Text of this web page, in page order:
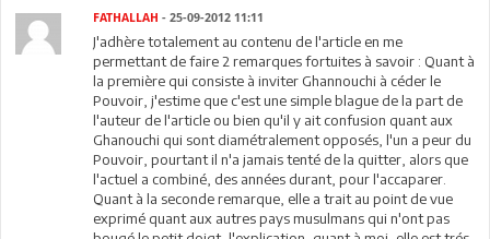
FATHALLAH - 25-09-2012 11:11
J'adhère totalement au contenu de l'article en me
permettant de faire 2 remarques fortuites à savoir : Quant à
la première qui consiste à inviter Ghannouchi à céder le
Pouvoir, j'estime que c'est une simple blague de la part de
l'auteur de l'article ou bien qu'il y ait confusion quant aux
Ghanouchi qui sont diamétralement opposés, l'un a peur du
Pouvoir, pourtant il n'a jamais tenté de la quitter, alors que
l'actuel a combiné, des années durant, pour l'accaparer.
Quant à la seconde remarque, elle a trait au point de vue
exprimé quant aux autres pays musulmans qui n'ont pas